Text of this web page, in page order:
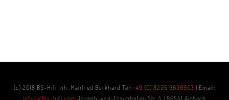
(c) 2018 BS-Hifi Inh. Manfred Burkhard Tel: +49 (0) 8205 9636903 | Email:
info(at)bs-hifi.com Joseph-von-Fraunhofer-Str. 5 | 86551 Aichach